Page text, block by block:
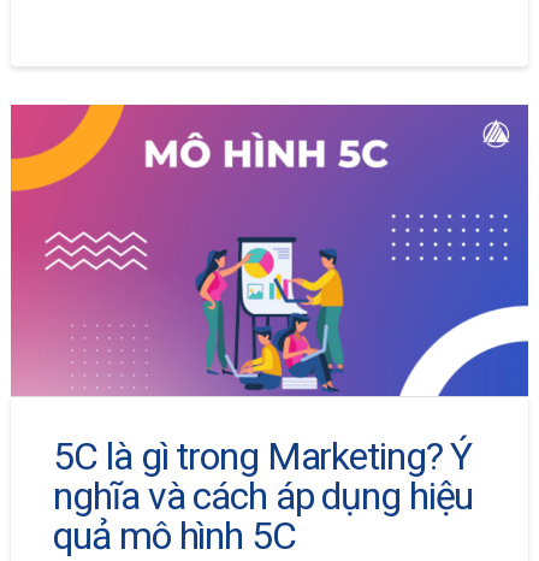
5C là gì trong Marketing? Ý
nghĩa và cách áp dụng hiệu
quả mô hình 5C